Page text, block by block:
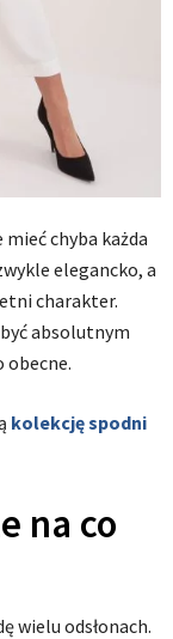
chyba każda
elegancko, a
charakter.
absolutnym
obecne.
kolekcję spodni
na co
wielu odsłonach.